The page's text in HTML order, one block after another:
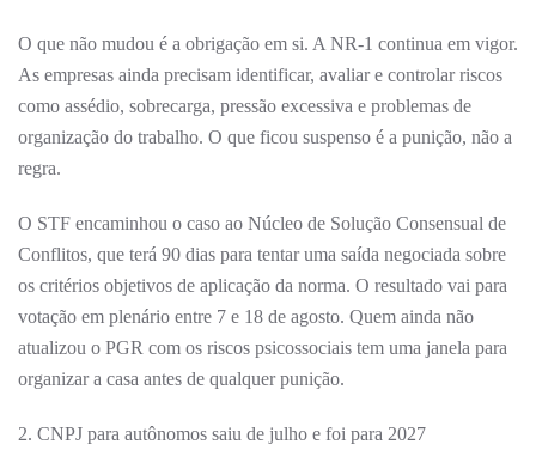
O que não mudou é a obrigação em si. A NR-1 continua em vigor.
As empresas ainda precisam identificar, avaliar e controlar riscos
como assédio, sobrecarga, pressão excessiva e problemas de
organização do trabalho. O que ficou suspenso é a punição, não a
regra.
O STF encaminhou o caso ao Núcleo de Solução Consensual de
Conflitos, que terá 90 dias para tentar uma saída negociada sobre
os critérios objetivos de aplicação da norma. O resultado vai para
votação em plenário entre 7 e 18 de agosto. Quem ainda não
atualizou o PGR com os riscos psicossociais tem uma janela para
organizar a casa antes de qualquer punição.
2. CNPJ para autônomos saiu de julho e foi para 2027